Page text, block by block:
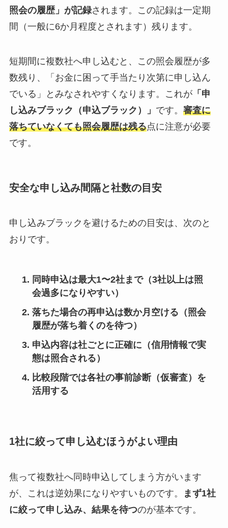
照会の履歴」が記録されます。この記録は一定期
間（一般に6か月程度とされます）残ります。
短期間に複数社へ申し込むと、この照会履歴が多
数残り、「お金に困って手当たり次第に申し込ん
でいる」とみなされやすくなります。これが「申
し込みブラック（申込ブラック）」 です。 審査に
落ちていなくても照会履歴は残る点に注意が必要
です。
安全な申し込み間隔と社数の目安
申し込みブラックを避けるための目安は、次のと
おりです。
同時申込は最大1〜2社まで（3社以上は照
会過多になりやすい）
落ちた場合の再申込は数か月空ける （照会
履歴が落ち着くのを待つ）
申込内容は社ごとに正確に （信用情報で実
態は照合される）
比較段階では各社の事前診断（仮審査）を
活用する
1社に絞って申し込むほうがよい理由
焦って複数社へ同時申込してしまう方がいます
が、これは逆効果になりやすいものです。
まず1社
に絞って申し込み、結果を待つのが基本です。